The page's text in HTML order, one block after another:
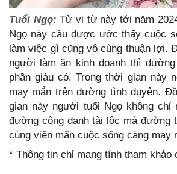
Tuổi Ngọ: Tử vi từ này tới năm
Ngọ này cầu được ước thấy cuộc
làm việc gì cũng vô cùng thuận lợi.
người làm ăn kinh doanh thì
phần giàu có. Trong thời gian này
may mắn trên đường tình duyên.
gian này người tuổi Ngọ không chỉ
đường công danh tài lộc mà đường
cùng viên mãn cuộc sống càng may
* Thông tin chỉ mang tính tham khảo